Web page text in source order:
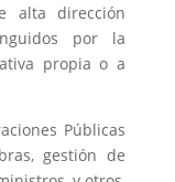
alta dirección
por la
propia o a
Públicas
gestión de